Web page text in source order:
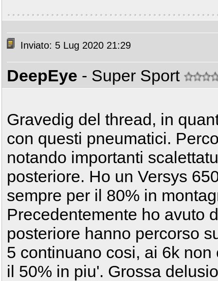
Inviato: 5 Lug 2020 21:29
DeepEye - Super Sport
Gravedig del thread, in
con questi pneumatici.
notando importanti
posteriore. Ho un Versys
sempre per il 80% in
Precedentemente ho avuto
posteriore hanno percorso
5 continuano cosi, ai 6k
il 50% in piu'. Grossa